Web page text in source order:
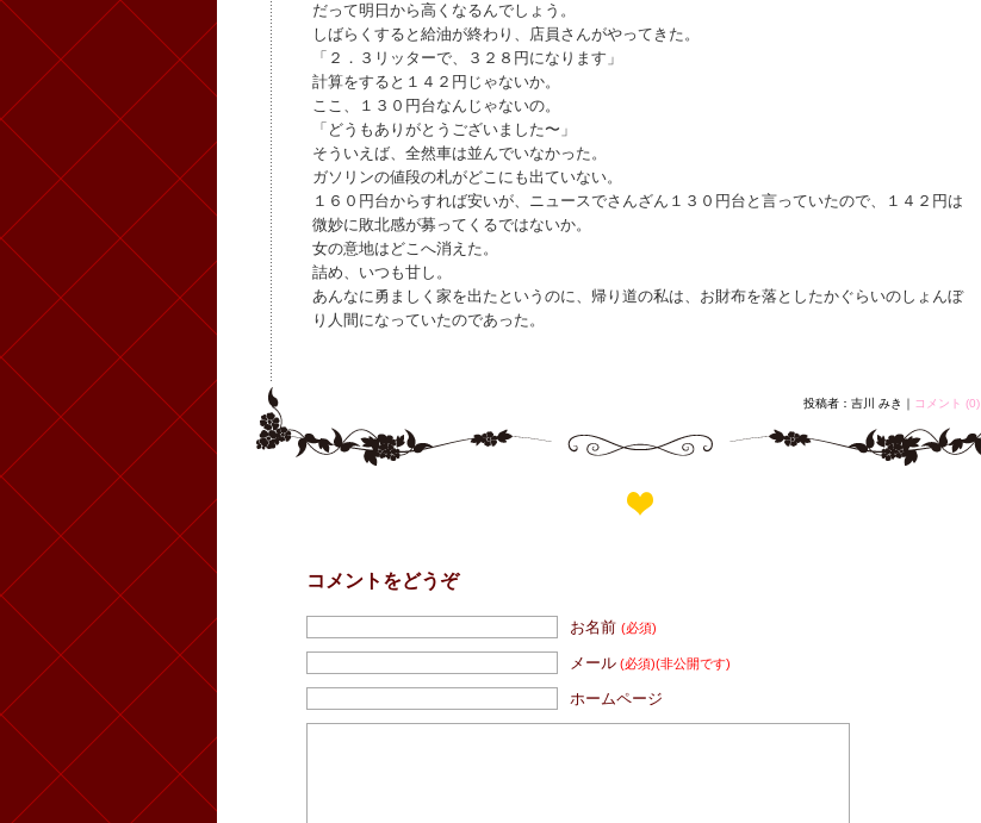
だって明日から高くなるんでしょう。
しばらくすると給油が終わり、店員さんがやってきた。
「２．３リッターで、３２８円になります」
計算をすると１４２円じゃないか。
ここ、１３０円台なんじゃないの。
「どうもありがとうございました〜」
そういえば、全然車は並んでいなかった。
ガソリンの値段の札がどこにも出ていない。
１６０円台からすれば安いが、ニュースでさんざん１３０円台と言っていたので、１４２円は
微妙に敗北感が募ってくるではないか。
女の意地はどこへ消えた。
詰め、いつも甘し。
あんなに勇ましく家を出たというのに、帰り道の私は、お財布を落としたかぐらいのしょんぼ
り人間になっていたのであった。
投稿者：吉川 みき｜ コメント (0)
コメントをどうぞ
お名前(必須)
メール (必須)(非公開です)
ホームページ